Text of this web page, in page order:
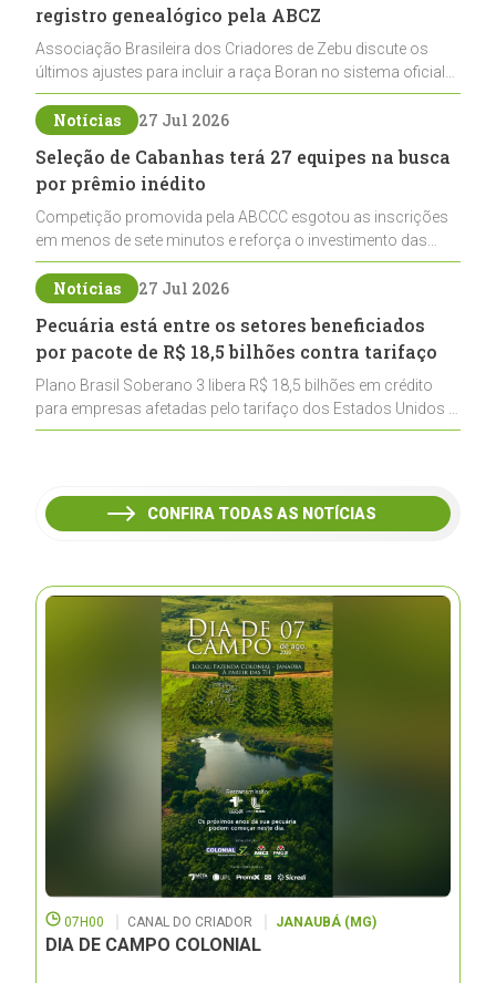
registro genealógico pela ABCZ
Associação Brasileira dos Criadores de Zebu discute os
últimos ajustes para incluir a raça Boran no sistema oficial
de registros, abrindo caminho para sua expansão na
pecuária nacional
Notícias 27 Jul 2026
Seleção de Cabanhas terá 27 equipes na busca
por prêmio inédito
Competição promovida pela ABCCC esgotou as inscrições
em menos de sete minutos e reforça o investimento das
cabanhas na seleção genética de Cavalos Crioulos voltados
ao laço
Notícias 27 Jul 2026
Pecuária está entre os setores beneficiados
por pacote de R$ 18,5 bilhões contra tarifaço
Plano Brasil Soberano 3 libera R$ 18,5 bilhões em crédito
para empresas afetadas pelo tarifaço dos Estados Unidos e
inclui a pecuária entre os setores estratégicos
CONFIRA TODAS AS NOTÍCIAS
07H00 CANAL DO CRIADOR JANAUBÁ (MG)
DIA DE CAMPO COLONIAL